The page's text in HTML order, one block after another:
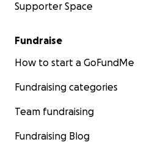
Supporter Space
Fundraise
How to start a GoFundMe
Fundraising categories
Team fundraising
Fundraising Blog